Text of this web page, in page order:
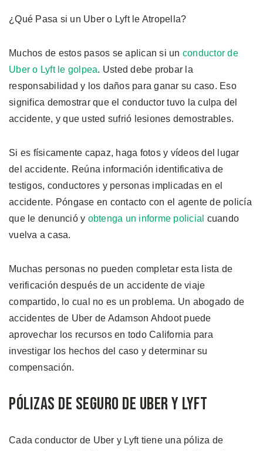
¿Qué Pasa si un Uber o Lyft le Atropella?
Muchos de estos pasos se aplican si un conductor de
Uber o Lyft le golpea. Usted debe probar la
responsabilidad y los daños para ganar su caso. Eso
significa demostrar que el conductor tuvo la culpa del
accidente, y que usted sufrió lesiones demostrables.
Si es físicamente capaz, haga fotos y vídeos del lugar
del accidente. Reúna información identificativa de
testigos, conductores y personas implicadas en el
accidente. Póngase en contacto con el agente de policía
que le denunció y obtenga un informe policial cuando
vuelva a casa.
Muchas personas no pueden completar esta lista de
verificación después de un accidente de viaje
compartido, lo cual no es un problema. Un abogado de
accidentes de Uber de Adamson Ahdoot puede
aprovechar los recursos en todo California para
investigar los hechos del caso y determinar su
compensación.
Pólizas de Seguro de Uber y Lyft
Cada conductor de Uber y Lyft tiene una póliza de